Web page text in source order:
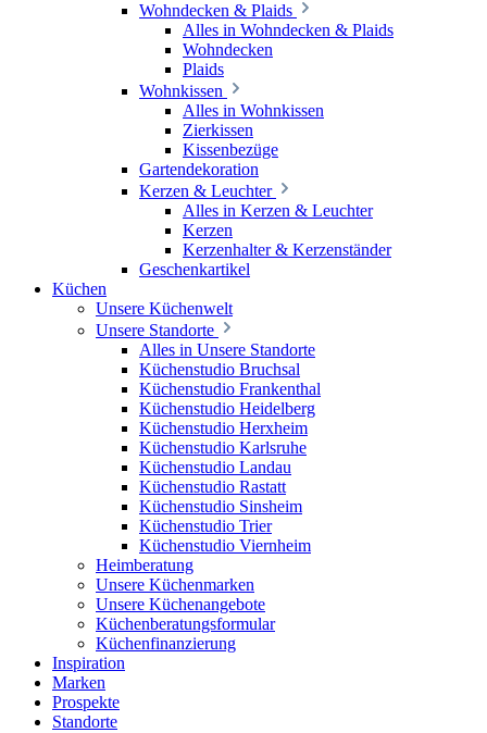
Wohndecken & Plaids
Alles in Wohndecken & Plaids
Wohndecken
Plaids
Wohnkissen
Alles in Wohnkissen
Zierkissen
Kissenbezüge
Gartendekoration
Kerzen & Leuchter
Alles in Kerzen & Leuchter
Kerzen
Kerzenhalter & Kerzenständer
Geschenkartikel
Küchen
Unsere Küchenwelt
Unsere Standorte
Alles in Unsere Standorte
Küchenstudio Bruchsal
Küchenstudio Frankenthal
Küchenstudio Heidelberg
Küchenstudio Herxheim
Küchenstudio Karlsruhe
Küchenstudio Landau
Küchenstudio Rastatt
Küchenstudio Sinsheim
Küchenstudio Trier
Küchenstudio Viernheim
Heimberatung
Unsere Küchenmarken
Unsere Küchenangebote
Küchenberatungsformular
Küchenfinanzierung
Inspiration
Marken
Prospekte
Standorte